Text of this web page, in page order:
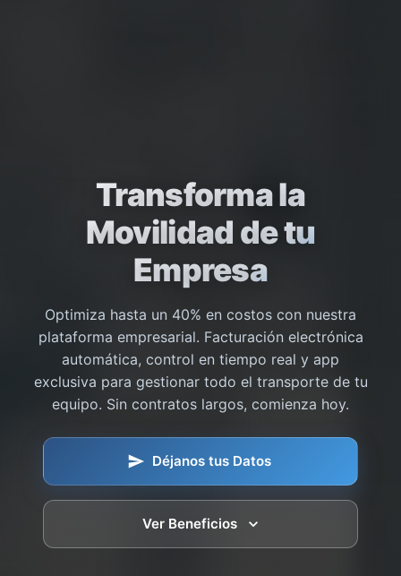
Transforma la
Movilidad de tu
Empresa
Optimiza hasta un 40% en costos con nuestra
plataforma empresarial. Facturación electrónica
automática, control en tiempo real y app
exclusiva para gestionar todo el transporte de tu
equipo. Sin contratos largos, comienza hoy.
Déjanos tus Datos
Ver Beneficios